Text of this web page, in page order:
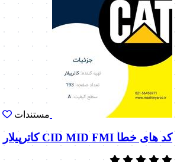
مستندات
کد های خطا CID MID FMI کاترپیلار